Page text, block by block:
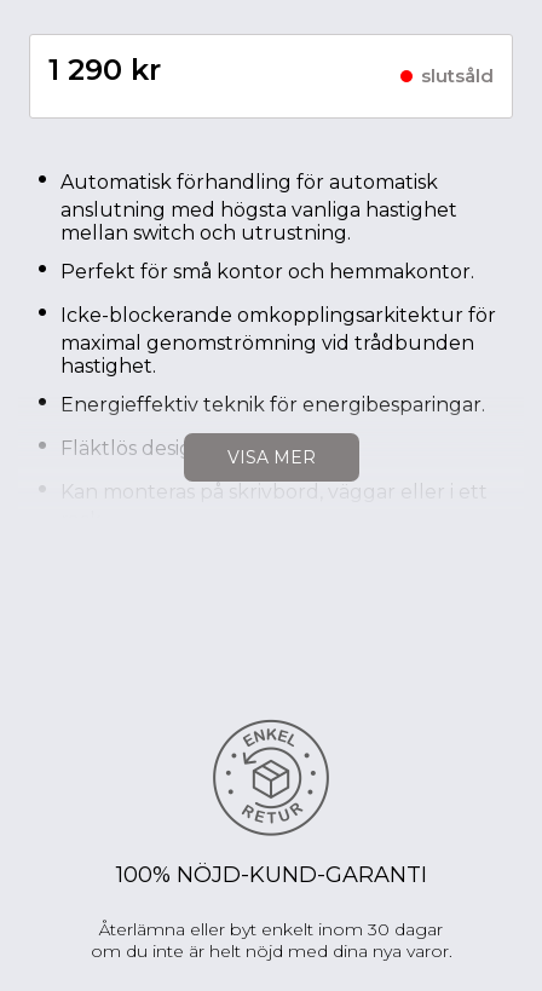
1 290 kr slutsåld
Automatisk förhandling för automatisk
anslutning med högsta vanliga hastighet
mellan switch och utrustning.
Perfekt för små kontor och hemmakontor.
Icke-blockerande omkopplingsarkitektur för
maximal genomströmning vid trådbunden
hastighet.
Energieffektiv teknik för energibesparingar.
Fläktlös design för tyst drift.
Kan monteras på skrivbord, väggar eller i ett
VISA MER
100% NÖJD-KUND-GARANTI
Återlämna eller byt enkelt inom 30 dagar
om du inte är helt nöjd med dina nya varor.